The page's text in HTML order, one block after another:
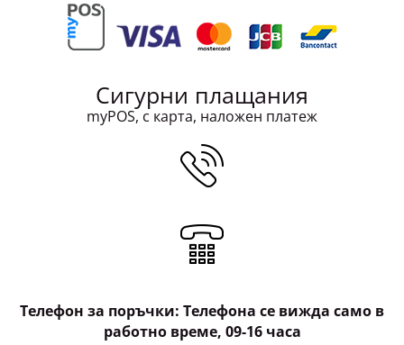
Сигурни плащания
myPOS, с карта, наложен платеж
Телефон за поръчки: Телефона се вижда само в
работно време, 09-16 часа